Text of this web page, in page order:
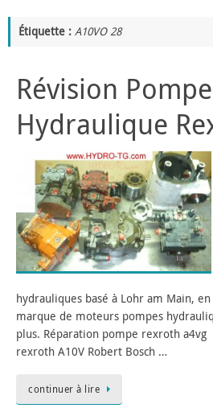
Étiquette : A10VO 28
Révision Pompe
Hydraulique
hydrauliques basé à Lohr am Main,
marque de moteurs pompes
plus. Réparation pompe rexroth
rexroth A10V Robert Bosch …
continuer à lire